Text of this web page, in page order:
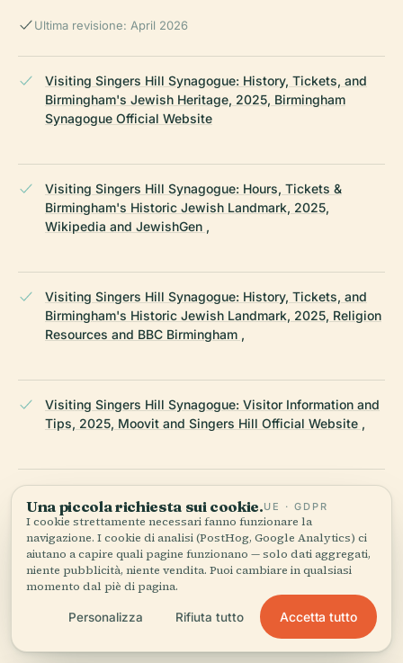
Ultima revisione: April 2026
Visiting Singers Hill Synagogue: History, Tickets, and
Birmingham's Jewish Heritage, 2025, Birmingham
Synagogue Official Website
Visiting Singers Hill Synagogue: Hours, Tickets &
Birmingham's Historic Jewish Landmark, 2025,
Wikipedia and JewishGen ,
Visiting Singers Hill Synagogue: History, Tickets, and
Birmingham's Historic Jewish Landmark, 2025, Religion
Resources and BBC Birmingham ,
Visiting Singers Hill Synagogue: Visitor Information and
Tips, 2025, Moovit and Singers Hill Official Website ,
2025, Lubavitch
Foundation for Jewish Heritage: Singers Hill Synagogue,
Una piccola richiesta sui cookie.UE · GDPR
I cookie strettamente necessari fanno funzionare la
navigazione. I cookie di analisi (PostHog, Google Analytics) ci
aiutano a capire quali pagine funzionano — solo dati aggregati,
niente pubblicità, niente vendita. Puoi cambiare in qualsiasi
momento dal piè di pagina.
Personalizza Rifiuta tutto Accetta tutto